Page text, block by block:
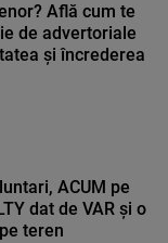
Află cum te
de advertoriale
și încrederea
ACUM pe
dat de VAR și o
teren